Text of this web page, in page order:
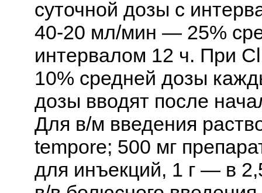
суточной дозы с
40-20 мл/мин — 25%
интервалом 12 ч. При
10% средней дозы
дозы вводят после
Для в/м введения
tempore; 500 мг
для инъекций, 1 г — в